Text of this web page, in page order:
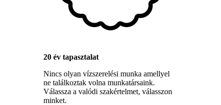
20 év tapasztalat
Nincs olyan vízszerelési munka amellyel
ne találkoztak volna munkatársaink.
Válassza a valódi szakértelmet, válasszon
minket.